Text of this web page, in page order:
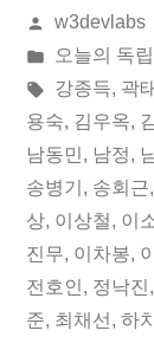
월
18
일
오
늘
의
독
올
린
이:
w3devlabs
게
시
됨:
오늘의 독
태
그:
강종득, 곽
용숙, 김우옥,
남동민 , 남정,
송병기 , 송회근,
상, 이상철, 이
진무, 이차봉,
전호인 , 정낙진 ,
준, 최채선 , 하